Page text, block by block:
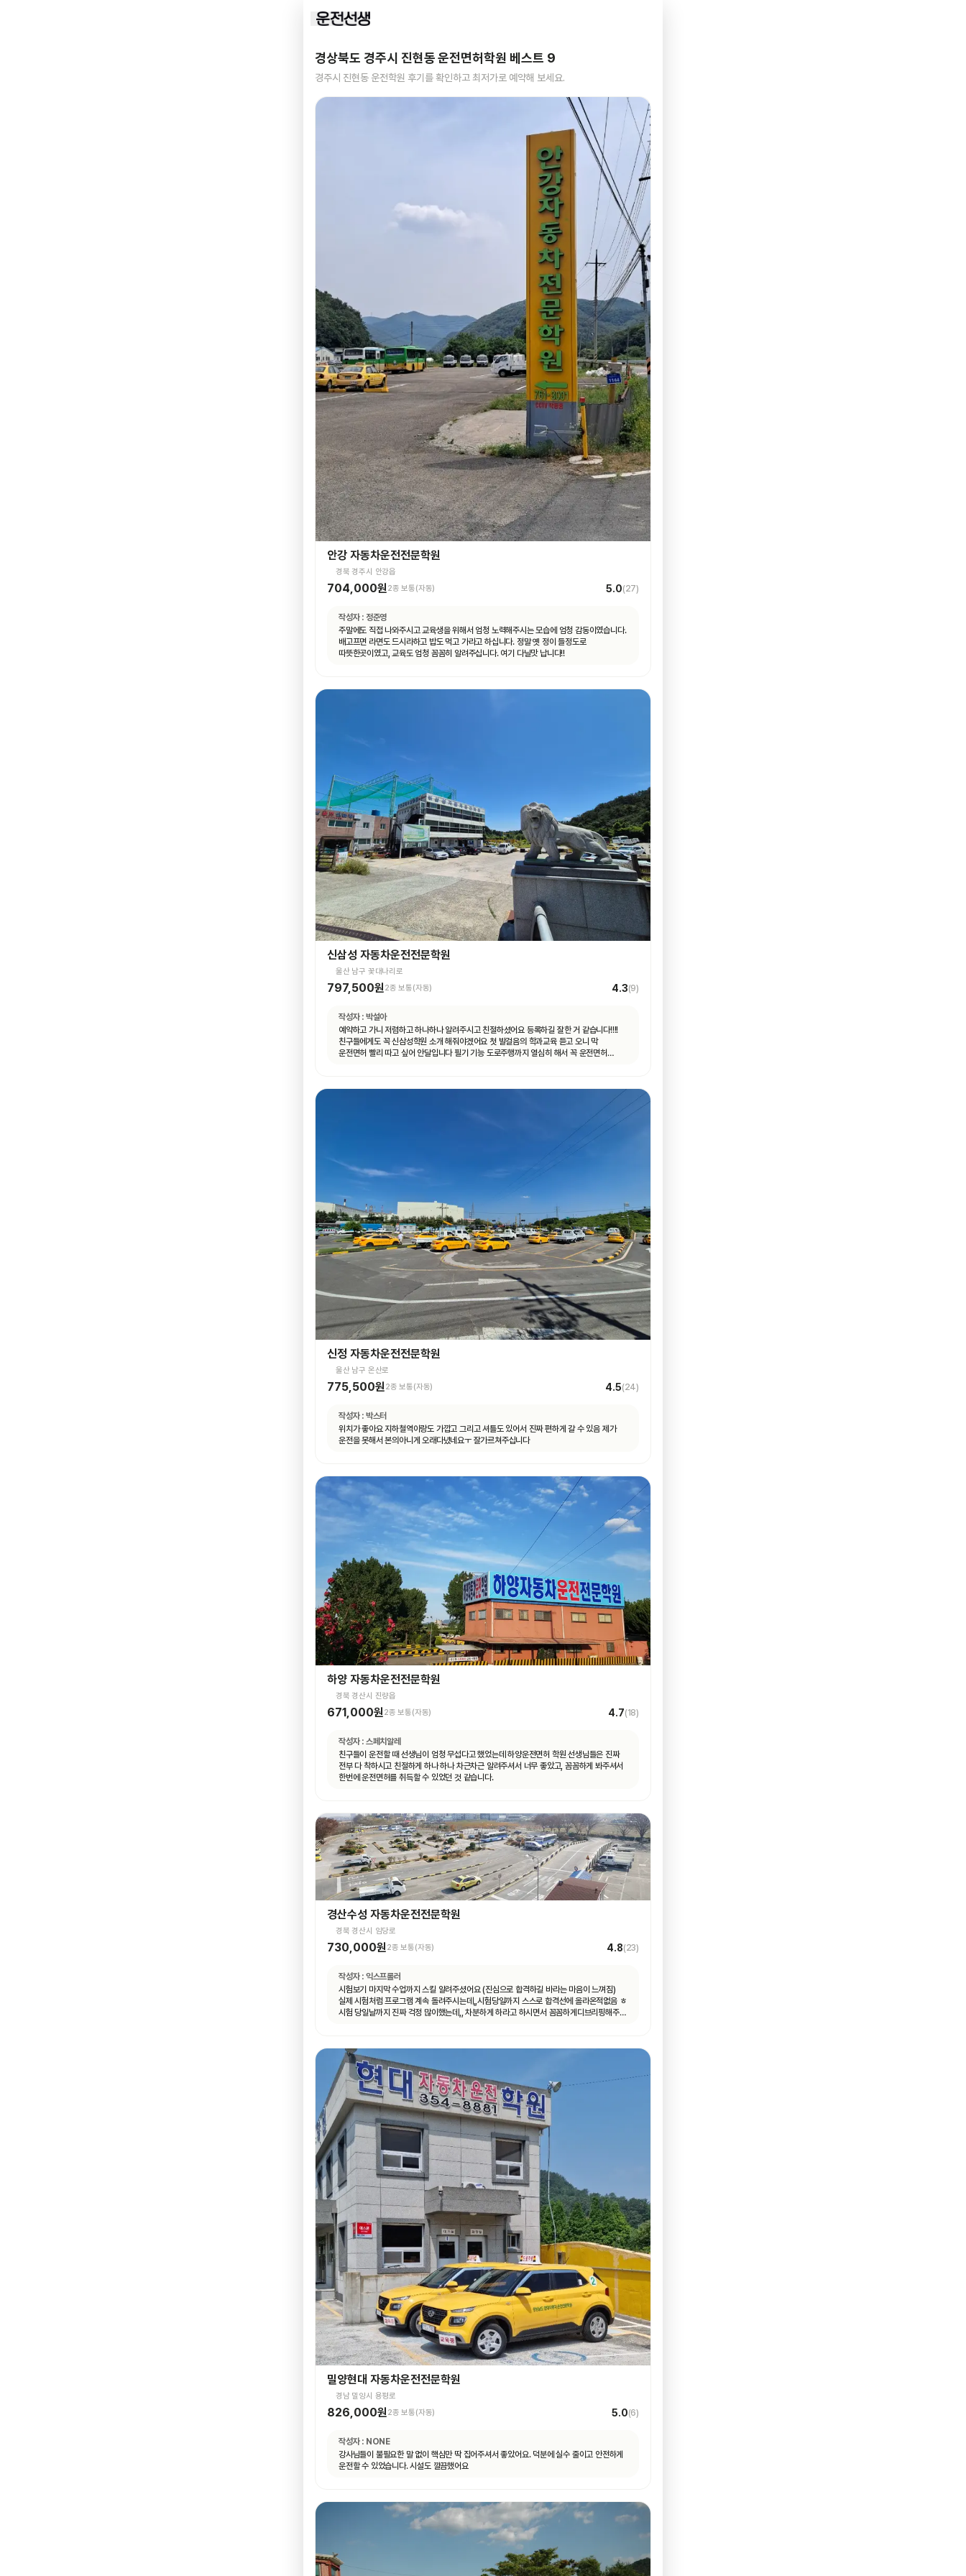
경상북도 경주시 진현동운전면허학원 베스트 9
경주시 진현동 운전학원 후기를 확인하고 최저가로 예약해 보세요.
안강 자동차운전전문학원
경북 경주시 안강읍
704,000원2종 보통(자동) 5.0(27)
작성자 : 정준영
주말에도 직접 나와주시고 교육생을 위해서 엄청 노력해주시는 모습에 엄청 감동이였습니다.
배고프면 라면도 드시라하고 밥도 먹고 가라고 하십니다. 정말 옛 정이 들정도로
따뜻한곳이였고, 교육도 엄청 꼼꼼히 알려주십니다. 여기 다닐맛 납니다!!
신삼성 자동차운전전문학원
울산 남구 꽃대나리로
797,500원2종 보통(자동) 4.3(9)
작성자 : 박설아
예약하고 가니 저렴하고 하나하나 알려주시고 친절하셨어요 등록하길 잘한 거 같습니다!!!!
친구들에게도 꼭 신삼성학원 소개 해줘야겠어요 첫 발걸음의 학과교육 듣고 오니 막
운전면허 빨리 따고 싶어 안달입니다 필기 기능 도로주행까지 열심히 해서 꼭 운전면허
신정 자동차운전전문학원
울산 남구 온산로
775,500원2종 보통(자동) 4.5(24)
작성자 : 박스터
위치가 좋아요 지하철역이랑도 가깝고 그리고 셔틀도 있어서 진짜 편하게 갈 수 있음 제가
운전을 못해서 본의아니게 오래다녔네요ㅜ 잘가르쳐주십니다
하양 자동차운전전문학원
경북 경산시 진량읍
671,000원 2종 보통(자동) 4.7(18)
작성자 : 스페치알레
친구들이 운전할 때 선생님이 엄청 무섭다고 했었는데 하양운전면허 학원 선생님들은 진짜
전부 다 착하시고 친절하게 하나 하나 차근차근 알려주셔서 너무 좋았고, 꼼꼼하게 봐주셔서
한번에 운전면허를 취득할 수 있었던 것 같습니다.
경산수성 자동차운전전문학원
경북 경산시 임당로
730,000원2종 보통(자동) 4.8(23)
작성자 : 익스프롤러
시험보기 마지막 수업까지 스킬 알려주셨어요 (진심으로 합격하길 바라는 마음이 느껴짐)
실제 시험처럼 프로그램 계속 돌려주시는데,,시험당일까지 스스로 합격선에 올라온적없음 ㅎ
시험 당일날까지 진짜 걱정 많이했는데,, 차분하게 하라고 하시면서 꼼꼼하게디브리핑해주심
밀양현대 자동차운전전문학원
경남 밀양시 용평로
826,000원2종 보통(자동) 5.0(6)
작성자 : NONE
강사님들이 불필요한 말 없이 핵심만 딱 집어주셔서 좋았어요. 덕분에 실수 줄이고 안전하게
운전할 수 있었습니다. 시설도 깔끔했어요